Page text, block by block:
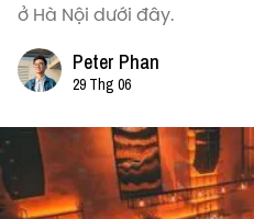
ở Hà Nội dưới đây.
Peter Phan
29 Thg 06